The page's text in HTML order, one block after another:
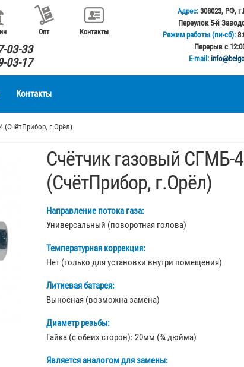
Опт Контакты
03-33
03-17
Адрес: 308023, РФ,
Переулок 5-й
Режим работы (пн-сб):
Перерыв с
E-mail:
Контакты
(СчётПрибор, г.Орёл)
Счётчик газовый СГМБ-4
(СчётПрибор, г.Орёл)
Направление потока газа:
Универсальный (поворотная голова)
Температурная коррекция:
Нет (только для установки внутри помещения)
Литиевая батарея:
Выносная (возможна замена)
Диаметр резьбы:
Гайка (с обеих сторон): 20мм (¾ дюйма)
Является аналогом для замены: